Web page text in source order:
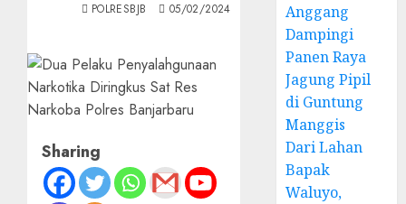
POLRESBJB 05/02/2024
Sharing
Anggang
Dampingi
Panen Raya
Jagung Pipil
di Guntung
Manggis
Dari Lahan
Bapak
Waluyo,